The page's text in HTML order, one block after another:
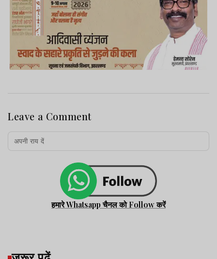
Leave a Comment
हमारे Whatsapp चैनल को Follow करें